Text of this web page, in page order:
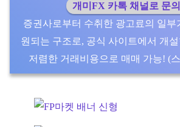
개미FX 카톡 채널로 문의
증권사로부터 수취한 광고료의 일부
원되는 구조로, 공식 사이트에서 개
저렴한 거래비용으로 매매 가능! (